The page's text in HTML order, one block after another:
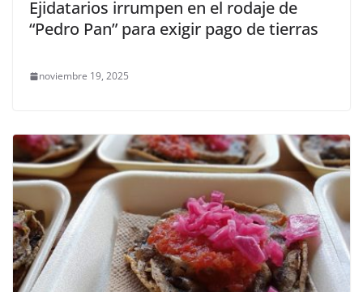
Ejidatarios irrumpen en el rodaje de
“Pedro Pan” para exigir pago de tierras
noviembre 19, 2025